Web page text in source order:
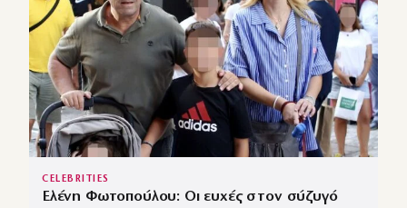
CELEBRITIES
Ελένη Φωτοπούλου: Οι ευχές στον σύζυγό